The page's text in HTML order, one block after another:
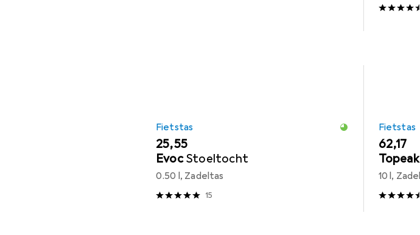
Fietstas
EUR
25,55
Evoc Stoeltocht
0.50 l, Zadeltas
15
Fietstas
EUR
62,17
Topeak
10 l,